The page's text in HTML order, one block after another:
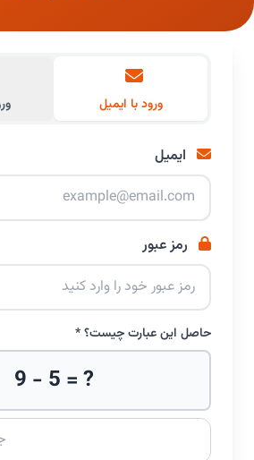
ورود با ایمیل
ایمیل
رمز عبور
حاصل این عبارت چیست؟ *
9 - 5 = ?